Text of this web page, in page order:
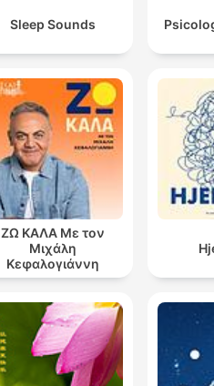
Sleep Sounds
ΖΩ ΚΑΛΑ Με τον
Μιχάλη
Κεφαλογιάννη